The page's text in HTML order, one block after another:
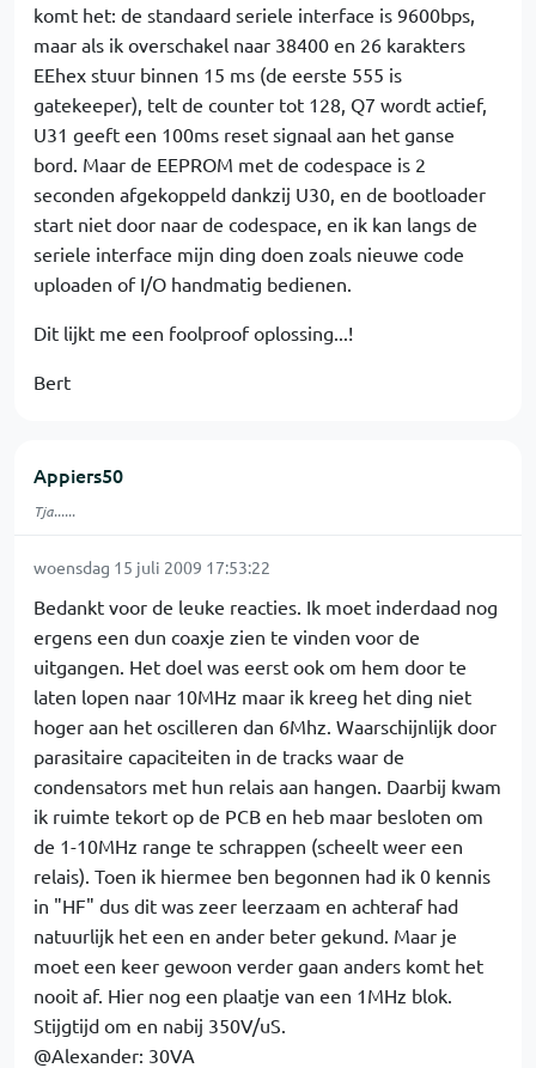
komt het: de standaard seriele interface is 9600bps,
maar als ik overschakel naar 38400 en 26 karakters
EEhex stuur binnen 15 ms (de eerste 555 is
gatekeeper), telt de counter tot 128, Q7 wordt actief,
U31 geeft een 100ms reset signaal aan het ganse
bord. Maar de EEPROM met de codespace is 2
seconden afgekoppeld dankzij U30, en de bootloader
start niet door naar de codespace, en ik kan langs de
seriele interface mijn ding doen zoals nieuwe code
uploaden of I/O handmatig bedienen.
Dit lijkt me een foolproof oplossing...!
Bert
Appiers50
Tja......
woensdag 15 juli 2009 17:53:22
Bedankt voor de leuke reacties. Ik moet inderdaad nog
ergens een dun coaxje zien te vinden voor de
uitgangen. Het doel was eerst ook om hem door te
laten lopen naar 10MHz maar ik kreeg het ding niet
hoger aan het oscilleren dan 6Mhz. Waarschijnlijk door
parasitaire capaciteiten in de tracks waar de
condensators met hun relais aan hangen. Daarbij kwam
ik ruimte tekort op de PCB en heb maar besloten om
de 1-10MHz range te schrappen (scheelt weer een
relais). Toen ik hiermee ben begonnen had ik 0 kennis
in "HF" dus dit was zeer leerzaam en achteraf had
natuurlijk het een en ander beter gekund. Maar je
moet een keer gewoon verder gaan anders komt het
nooit af. Hier nog een plaatje van een 1MHz blok.
Stijgtijd om en nabij 350V/uS.
@Alexander: 30VA